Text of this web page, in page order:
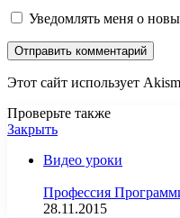
Уведомлять меня о
Этот сайт использует
Проверьте также
Закрыть
Видео уроки
Профессия
28.11.2015